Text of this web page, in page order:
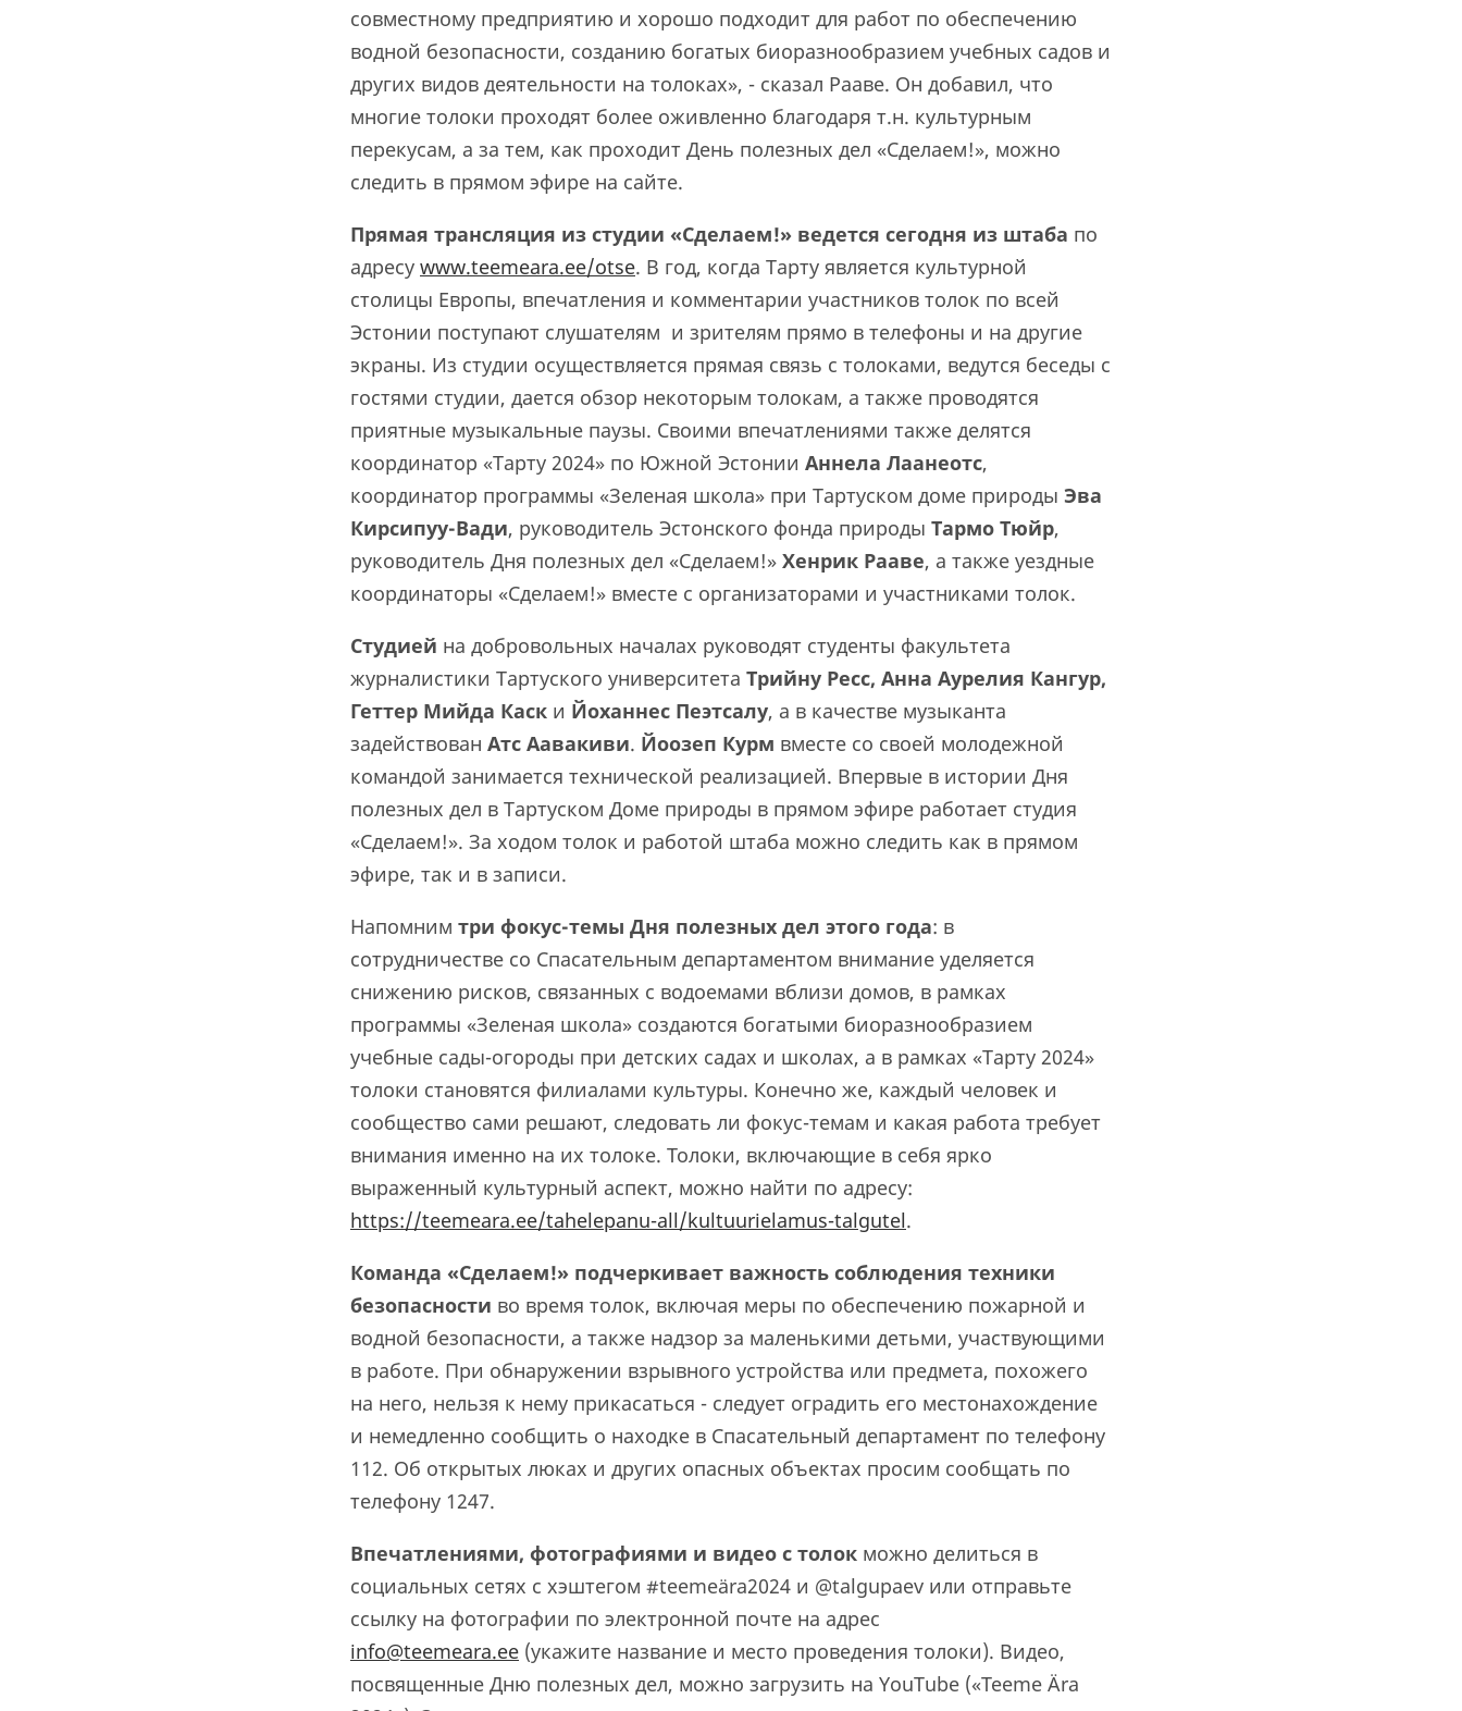
совместному предприятию и хорошо подходит для работ по обеспечению
водной безопасности, созданию богатых биоразнообразием учебных садов и
других видов деятельности на толоках», - сказал Рааве. Он добавил, что
многие толоки проходят более оживленно благодаря т.н. культурным
перекусам, а за тем, как проходит День полезных дел «Сделаем!», можно
следить в прямом эфире на сайте.
Прямая трансляция из студии «Сделаем!» ведется сегодня из штаба по
адресу www.teemeara.ee/otse. В год, когда Тарту является культурной
столицы Европы, впечатления и комментарии участников толок по всей
Эстонии поступают слушателям и зрителям прямо в телефоны и на другие
экраны. Из студии осуществляется прямая связь с толоками, ведутся беседы с
гостями студии, дается обзор некоторым толокам, а также проводятся
приятные музыкальные паузы. Своими впечатлениями также делятся
координатор «Тарту 2024» по Южной Эстонии Аннела Лаанеотс,
координатор программы «Зеленая школа» при Тартуском доме природы Эва
Кирсипуу-Вади, руководитель Эстонского фонда природы Тармо Тюйр,
руководитель Дня полезных дел «Сделаем!» Хенрик Рааве, а также уездные
координаторы «Сделаем!» вместе с организаторами и участниками толок.
Студией на добровольных началах руководят студенты факультета
журналистики Тартуского университета Трийну Ресс, Анна Аурелия Кангур,
Геттер Мийда Каск и Йоханнес Пеэтсалу, а в качестве музыканта
задействован Атс Аавакиви. Йоозеп Курм вместе со своей молодежной
командой занимается технической реализацией. Впервые в истории Дня
полезных дел в Тартуском Доме природы в прямом эфире работает студия
«Сделаем!». За ходом толок и работой штаба можно следить как в прямом
эфире, так и в записи.
Напомним три фокус-темы Дня полезных дел этого года: в
сотрудничестве со Спасательным департаментом внимание уделяется
снижению рисков, связанных с водоемами вблизи домов, в рамках
программы «Зеленая школа» создаются богатыми биоразнообразием
учебные сады-огороды при детских садах и школах, а в рамках «Тарту 2024»
толоки становятся филиалами культуры. Конечно же, каждый человек и
сообщество сами решают, следовать ли фокус-темам и какая работа требует
внимания именно на их толоке. Толоки, включающие в себя ярко
выраженный культурный аспект, можно найти по адресу:
https://teemeara.ee/tahelepanu-all/kultuurielamus-talgutel.
Команда «Сделаем!» подчеркивает важность соблюдения техники
безопасности во время толок, включая меры по обеспечению пожарной и
водной безопасности, а также надзор за маленькими детьми, участвующими
в работе. При обнаружении взрывного устройства или предмета, похожего
на него, нельзя к нему прикасаться - следует оградить его местонахождение
и немедленно сообщить о находке в Спасательный департамент по телефону
112. Об открытых люках и других опасных объектах просим сообщать по
телефону 1247.
Впечатлениями, фотографиями и видео с толок можно делиться в
социальных сетях с хэштегом #teemeära2024 и @talgupaev или отправьте
ссылку на фотографии по электронной почте на адрес
info@teemeara.ee (укажите название и место проведения толоки). Видео,
посвященные Дню полезных дел, можно загрузить на YouTube («Teeme Ära